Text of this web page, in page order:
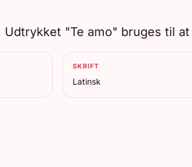
"Te amo" bruges til
SKRIFT
Latinsk